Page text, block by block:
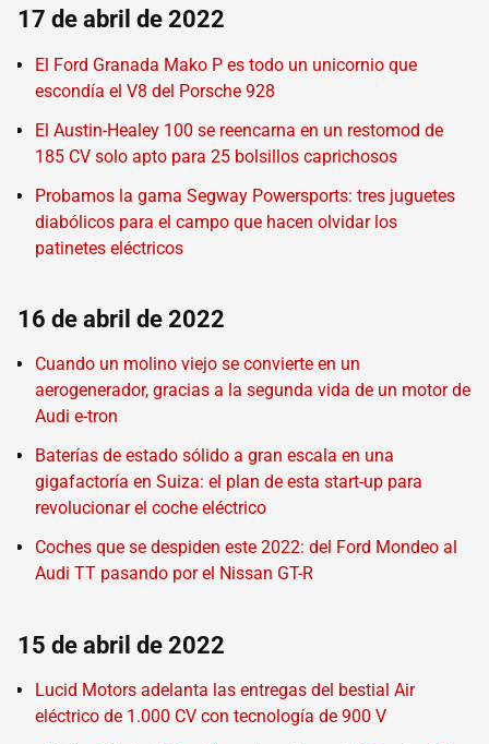
17 de abril de 2022
El Ford Granada Mako P es todo un unicornio que
escondía el V8 del Porsche 928
El Austin-Healey 100 se reencarna en un restomod de
185 CV solo apto para 25 bolsillos caprichosos
Probamos la gama Segway Powersports: tres juguetes
diabólicos para el campo que hacen olvidar los
patinetes eléctricos
16 de abril de 2022
Cuando un molino viejo se convierte en un
aerogenerador, gracias a la segunda vida de un motor de
Audi e-tron
Baterías de estado sólido a gran escala en una
gigafactoría en Suiza: el plan de esta start-up para
revolucionar el coche eléctrico
Coches que se despiden este 2022: del Ford Mondeo al
Audi TT pasando por el Nissan GT-R
15 de abril de 2022
Lucid Motors adelanta las entregas del bestial Air
eléctrico de 1.000 CV con tecnología de 900 V